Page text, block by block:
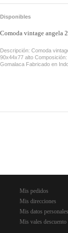
Disponibles
Comoda vintage angela
Descripción: Comoda
90x44x77 alto
Gomalaca Fabricado en
Mis pedidos
Mis direcciones
Mis datos personales
Mis vales descuento